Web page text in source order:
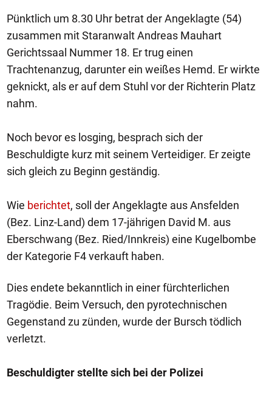
Pünktlich um 8.30 Uhr betrat der Angeklagte (54)
zusammen mit Staranwalt Andreas Mauhart
Gerichtssaal Nummer 18. Er trug einen
Trachtenanzug, darunter ein weißes Hemd. Er wirkte
geknickt, als er auf dem Stuhl vor der Richterin Platz
nahm.
Noch bevor es losging, besprach sich der
Beschuldigte kurz mit seinem Verteidiger. Er zeigte
sich gleich zu Beginn geständig.
Wie berichtet, soll der Angeklagte aus Ansfelden
(Bez. Linz-Land) dem 17-jährigen David M. aus
Eberschwang (Bez. Ried/Innkreis) eine Kugelbombe
der Kategorie F4 verkauft haben.
Dies endete bekanntlich in einer fürchterlichen
Tragödie. Beim Versuch, den pyrotechnischen
Gegenstand zu zünden, wurde der Bursch tödlich
verletzt.
Beschuldigter stellte sich bei der Polizei